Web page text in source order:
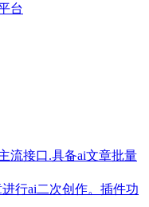
台
流接口.具备ai文章批量
行ai二次创作。插件功